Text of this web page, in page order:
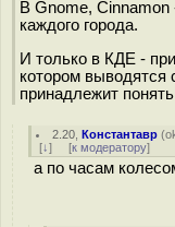
В Gnome,
каждого города.
И только в КДЕ -
котором выводятся
принадлежит
2.20 ,Константавр (
[↓] [к модератору]
а по часам